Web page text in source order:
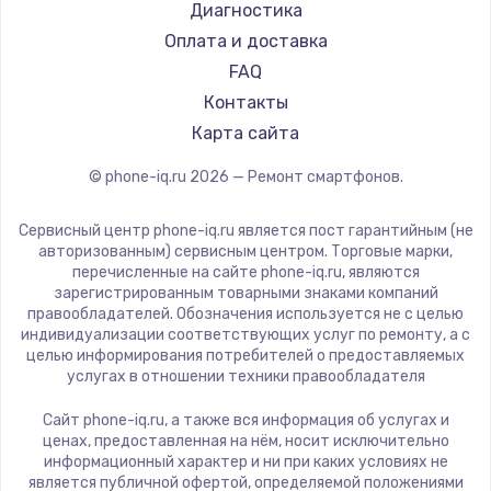
Ремонт смартфонов HTC
Ремонт смартфонов Blackmagic
Ремонт смартфонов Nothing
Ремонт смартфонов iQOO
LeEco
OnePlus
teXet
Motorola
Prestigio
Elephone
BlackView
Google
Vertu
Tp-Link
Nubia
Land Rover
Диагностика
Оплата и доставка
FAQ
Контакты
Карта сайта
© phone-iq.ru 2026 — Ремонт смартфонов.
Сервисный центр phone-iq.ru является пост гарантийным (не
авторизованным) сервисным центром. Торговые марки,
перечисленные на сайте phone-iq.ru, являются
зарегистрированным товарными знаками компаний
правообладателей. Обозначения используется не с целью
индивидуализации соответствующих услуг по ремонту, а с
целью информирования потребителей о предоставляемых
услугах в отношении техники правообладателя
Сайт phone-iq.ru, а также вся информация об услугах и
ценах, предоставленная на нём, носит исключительно
информационный характер и ни при каких условиях не
является публичной офертой, определяемой положениями